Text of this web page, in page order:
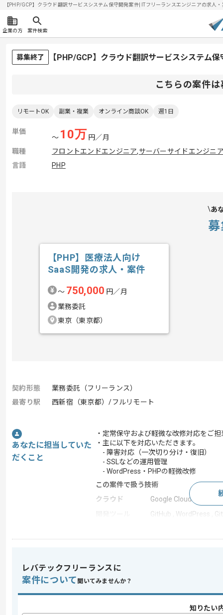
【PHP/GCP】クラウド翻訳サービスシステム保守開発案件| ITフリーランスエンジニアの求人
企業の方 案件検索
募集終了 【PHP/GCP】クラウド翻訳サービスシステム
こちらの案件
リモートOK 副業・複業 オンライン商談OK 週1日
単価
〜 10万 円／月
職種
フロントエンドエンジニア,サーバーサイドエンジニ
言語
PHP
あ
【PHP】医療法人向け
SaaS開発の求人・案件
〜 750,000 円／月
業務委託
東京（東京都）
契約形態
業務委託（フリーランス）
最寄り駅
西新宿（東京都）/フルリモート
あなたに担当していた
だくこと
・定常保守および軽微な改修対応をご
・主に以下を対応いただきます。
- 障害対応（一次切り分け・復旧）
- SSLなどの運用管理
- WordPress・PHPの軽微改修
この案件で扱う技術
クラウド
Google Cloud Platform
GitHub , WordPress ,
ム
特徴
レバテックフリーランスに
案件について 聞いてみませんか？
知りたい